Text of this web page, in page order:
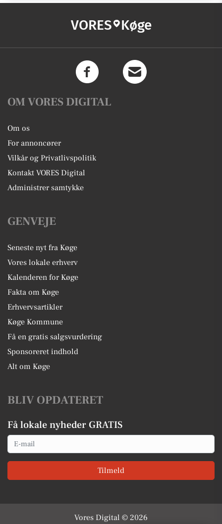
VORES Køge
OM VORES DIGITAL
Om os
For annoncører
Vilkår og Privatlivspolitik
Kontakt VORES Digital
Administrer samtykke
GENVEJE
Seneste nyt fra Køge
Vores lokale erhverv
Kalenderen for Køge
Fakta om Køge
Erhvervsartikler
Køge Kommune
Få en gratis salgsvurdering
Sponsoreret indhold
Alt om Køge
BLIV OPDATERET
Få lokale nyheder GRATIS
Email
Tilmeld
Vores Digital © 2026